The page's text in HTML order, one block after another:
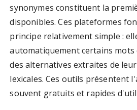
synonymes constituent la
disponibles. Ces plateformes
principe relativement simple :
automatiquement certains
des alternatives extraites de
lexicales. Ces outils présentent
souvent gratuits et rapides